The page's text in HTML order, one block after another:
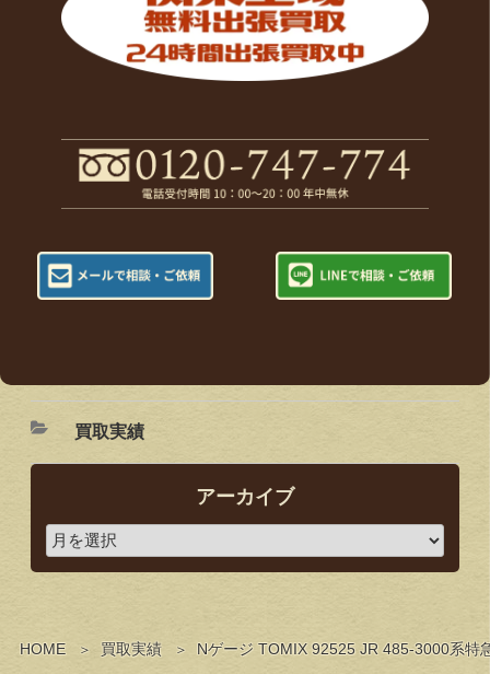
HOME 買取実績 Nゲージ TOMIX 92525 JR 485-3000系特
買取実績
アーカイブ